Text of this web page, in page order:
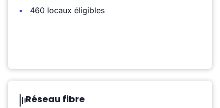
460 locaux éligibles
Réseau fibre